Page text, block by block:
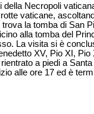
Necropoli
vaticane,
la tomba di San
alla tomba del
La visita si è
XV, Pio XI,
a piedi a
alle ore 17 ed è